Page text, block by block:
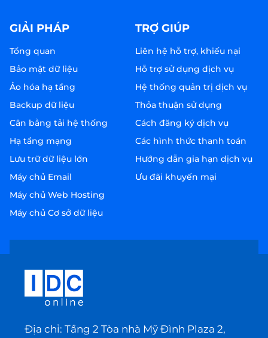
GIẢI PHÁP
Tổng quan
Bảo mật dữ liệu
Ảo hóa hạ tầng
Backup dữ liệu
Cân bằng tải hệ thống
Hạ tầng mạng
Lưu trữ dữ liệu lớn
Máy chủ Email
Máy chủ Web Hosting
Máy chủ Cơ sở dữ liệu
TRỢ GIÚP
Liên hệ hỗ trợ, khiếu nại
Hỗ trợ sử dụng dịch vụ
Hệ thống quản trị dịch vụ
Thỏa thuận sử dụng
Cách đăng ký dịch vụ
Các hình thức thanh toán
Hướng dẫn gia hạn dịch vụ
Ưu đãi khuyến mại
Địa chỉ: Tầng 2 Tòa nhà Mỹ Đình Plaza 2,